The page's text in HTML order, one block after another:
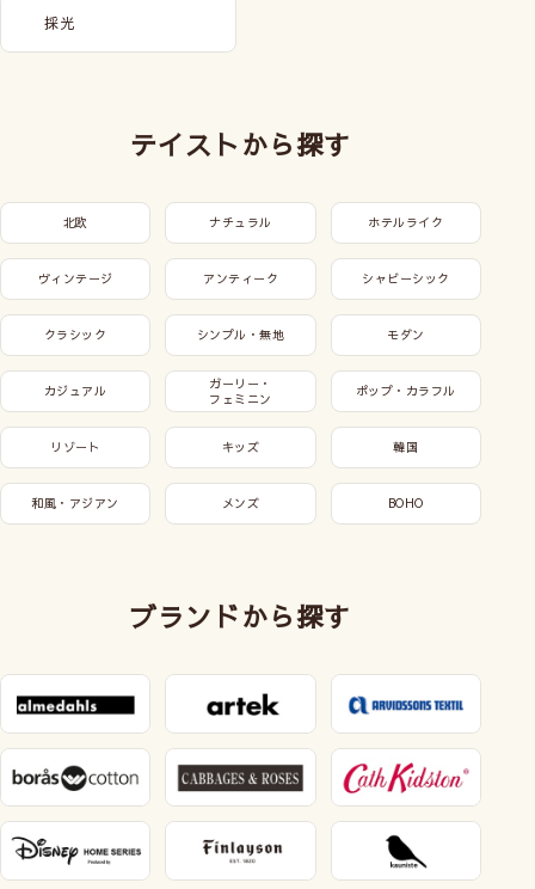
採光
テイストから探す
北欧 ナチュラル ホテルライク
ヴィンテージ アンティーク シャビーシック
クラシック シンプル・無地 モダン
カジュアル
ガーリー・
フェミニン
ポップ・カラフル
リゾート キッズ 韓国
和風・アジアン メンズ BOHO
ブランドから探す